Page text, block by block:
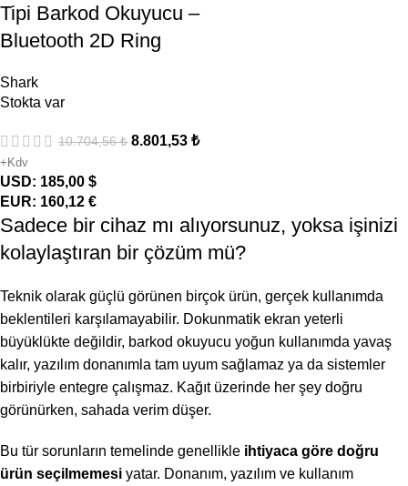
Tipi Barkod Okuyucu –
Bluetooth 2D Ring
Shark
Stokta var
10.704,56₺ 8.801,53 ₺
+Kdv
USD: 185,00 $
EUR: 160,12 €
Sadece bir cihaz mı alıyorsunuz, yoksa işinizi
kolaylaştıran bir çözüm mü?
Teknik olarak güçlü görünen birçok ürün, gerçek kullanımda
beklentileri karşılamayabilir. Dokunmatik ekran yeterli
büyüklükte değildir, barkod okuyucu yoğun kullanımda yavaş
kalır, yazılım donanımla tam uyum sağlamaz ya da sistemler
birbiriyle entegre çalışmaz. Kağıt üzerinde her şey doğru
görünürken, sahada verim düşer.
Bu tür sorunların temelinde genellikle ihtiyaca göre doğru
ürün seçilmemesi yatar. Donanım, yazılım ve kullanım